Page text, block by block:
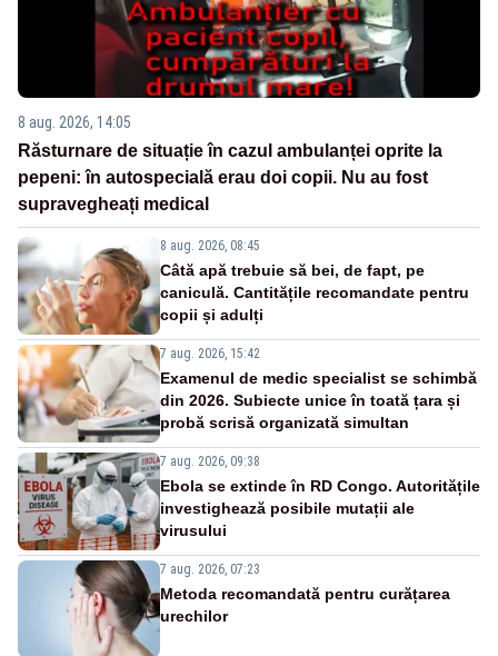
8 aug. 2026, 14:05
Răsturnare de situație în cazul ambulanței oprite la
pepeni: în autospecială erau doi copii. Nu au fost
supravegheați medical
8 aug. 2026, 08:45
Câtă apă trebuie să bei, de fapt, pe
caniculă. Cantitățile recomandate pentru
copii și adulți
7 aug. 2026, 15:42
Examenul de medic specialist se schimbă
din 2026. Subiecte unice în toată țara și
probă scrisă organizată simultan
7 aug. 2026, 09:38
Ebola se extinde în RD Congo. Autoritățile
investighează posibile mutații ale
virusului
7 aug. 2026, 07:23
Metoda recomandată pentru curățarea
urechilor